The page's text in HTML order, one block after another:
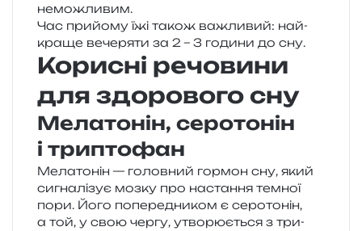
неможливим.
Час при­йо­му їжі також важли­вий: най­
кра­ще вече­ря­ти за 2 – 3 годи­ни до сну.
Корисні речовини
для здорового сну
Мелатонін, серотонін
і триптофан
Мелатонін — голов­ний гор­мон сну, який
сигна­лі­зує мозку про наста­н­ня тем­ної
пори. Його попе­ре­дни­ком є серо­то­нін,
а той, у свою чергу, утво­рю­є­ться з три­